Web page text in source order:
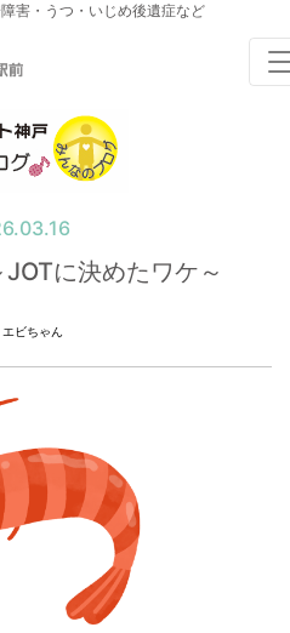
害・うつ・いじめ後遺症など
に決めたワケ～
エビちゃん